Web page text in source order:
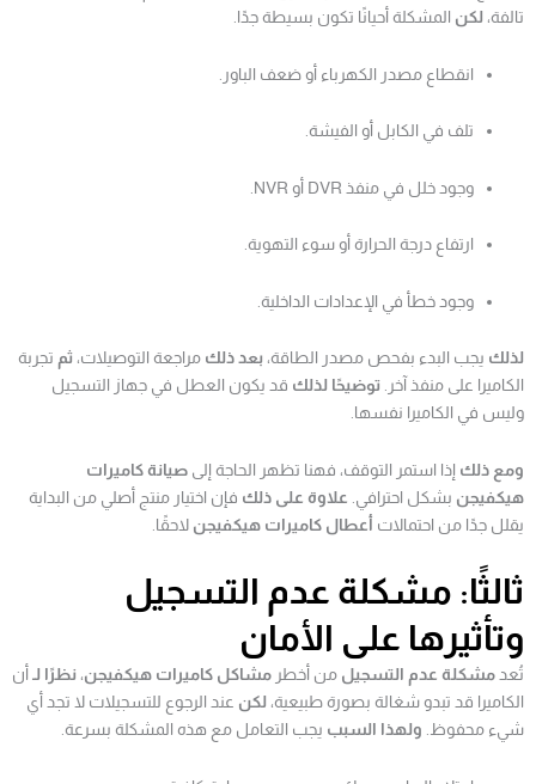
تالفة، لكن المشكلة أحيانًا تكون بسيطة جدًا.
انقطاع مصدر الكهرباء أو ضعف الباور.
تلف في الكابل أو الفيشة.
وجود خلل في منفذ DVR أو NVR.
ارتفاع درجة الحرارة أو سوء التهوية.
وجود خطأ في الإعدادات الداخلية.
لذلك يجب البدء بفحص مصدر الطاقة، بعد ذلك مراجعة التوصيلات، ثم تجربة
الكاميرا على منفذ آخر. توضيحًا لذلك قد يكون العطل في جهاز التسجيل
وليس في الكاميرا نفسها.
ومع ذلك إذا استمر التوقف، فهنا تظهر الحاجة إلى صيانة كاميرات
هيكفيجن بشكل احترافي. علاوة على ذلك فإن اختيار منتج أصلي من البداية
يقلل جدًا من احتمالات أعطال كاميرات هيكفيجن لاحقًا.
ثالثًا: مشكلة عدم التسجيل
وتأثيرها على الأمان
تُعد مشكلة عدم التسجيل من أخطر مشاكل كاميرات هيكفيجن، نظرًا لـ أن
الكاميرا قد تبدو شغالة بصورة طبيعية، لكن عند الرجوع للتسجيلات لا تجد أي
شيء محفوظ. ولهذا السبب يجب التعامل مع هذه المشكلة بسرعة.